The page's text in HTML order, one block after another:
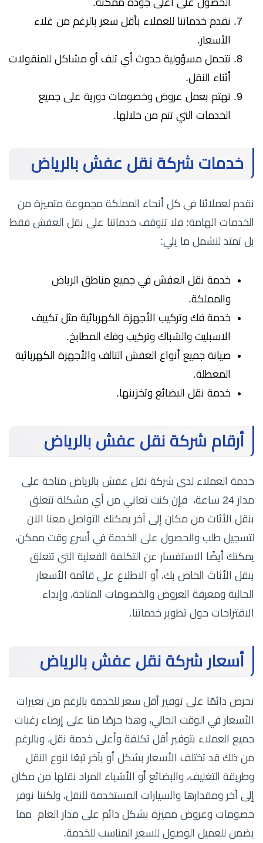
الحصول على أعلى جودة ممكنة.
نقدم خدماتنا للعملاء بأقل سعر بالرغم من غلاء
الأسعار.
نتحمل مسؤولية حدوث أي تلف أو مشاكل للمنقولات
أثناء النقل.
نهتم بعمل عروض وخصومات دورية على جميع
الخدمات التي تتم من خلالها.
خدمات شركة نقل عفش بالرياض
نقدم لعملائنا في كل أنحاء المملكة مجموعة متميزة من
الخدمات الهامة؛ فلا تتوقف خدماتنا على نقل العفش فقط
بل تمتد لتشمل ما يلي:
خدمة نقل العفش في جميع مناطق الرياض
والمملكة.
خدمة فك وتركيب الأجهزة الكهربائية مثل تكييف
الاسبليت والشباك وتركيب وفك المطابخ.
صيانة جميع أنواع العفش التالف والأجهزة الكهربائية
المعطلة.
خدمة نقل البضائع وتخزينها.
أرقام شركة نقل عفش بالرياض
خدمة العملاء لدى شركة نقل عفش بالرياض متاحة على
مدار 24 ساعة، فإن كنت تعاني من أي مشكلة تتعلق
بنقل الأثاث من مكان إلى آخر يمكنك التواصل معنا الآن
لتسجيل طلب والحصول على الخدمة في أسرع وقت ممكن،
يمكنك أيضًا الاستفسار عن التكلفة الفعلية التي تتعلق
بنقل الأثاث الخاص بك، أو الاطلاع على قائمة الأسعار
الحالية ومعرفة العروض والخصومات المتاحة، وإبداء
الاقتراحات حول تطوير خدماتنا.
أسعار شركة نقل عفش بالرياض
نحرص دائمًا على توفير أقل سعر للخدمة بالرغم من تغيرات
الأسعار في الوقت الحالي، وهذا حرصًا منا على إرضاء رغبات
جميع العملاء بتوفير أقل تكلفة وأعلى خدمة نقل، وبالرغم
من ذلك قد تختلف الأسعار بشكل أو بآخر تبعًا لنوع النقل
وطريقة التغليف، والبضائع أو الأشياء المراد نقلها من مكان
إلى آخر ومقدارها والسيارات المستخدمة للنقل، ولكننا نوفر
خصومات وعروض مميزة بشكل دائم على مدار العام مما
يضمن للعميل الوصول للسعر المناسب للخدمة.